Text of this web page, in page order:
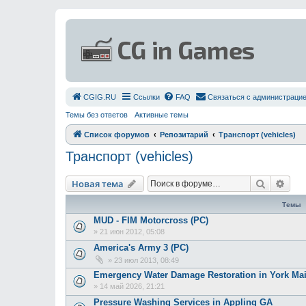
СGIG.RU Ссылки FAQ Связаться с
Темы без ответов Активные темы
Список форумов Репозитарий Транспорт (vehicles)
Транспорт (vehicles)
Новая тема Поиск
Темы
MUD - FIM Motorcross (PC)
» 21 июн 2012, 05:08
America's Army 3 (PC)
» 23 июл 2013, 08:49
Emergency Water Damage Restoration in York
» 14 май 2026, 21:21
Pressure Washing Services in Appling GA